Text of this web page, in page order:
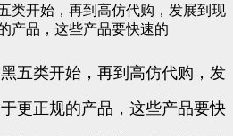
类开始，再到高仿代购，发展到现
产品，这些产品要快速的
五类开始，再到高仿代购，发
更正规的产品，这些产品要快